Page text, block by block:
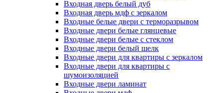
Входная дверь белый дуб
Входная дверь мдф с зеркалом
Входные белые двери с терморазрывом
Входные двери белые глянцевые
Входные двери белые с стеклом
Входные двери белый шелк
Входные двери для квартиры с зеркалом
Входные двери для квартиры с
шумоизоляцией
Входные двери ламинат